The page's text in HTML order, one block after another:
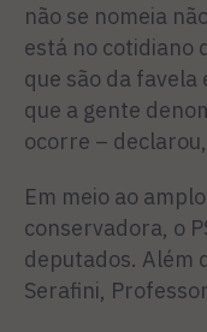
não se nomeia
está no cotidiano
que são da
que a gente
ocorre –
Em meio ao
conservadora, o
deputados. Além
Serafini,